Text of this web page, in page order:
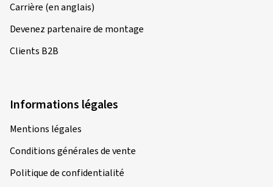
Carrière (en anglais)
Devenez partenaire de montage
Clients B2B
Informations légales
Mentions légales
Conditions générales de vente
Politique de confidentialité